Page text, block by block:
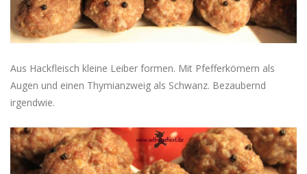
Aus Hackfleisch kleine Leiber formen. Mit Pfefferkörnern als
Augen und einen Thymianzweig als Schwanz. Bezaubernd
irgendwie.